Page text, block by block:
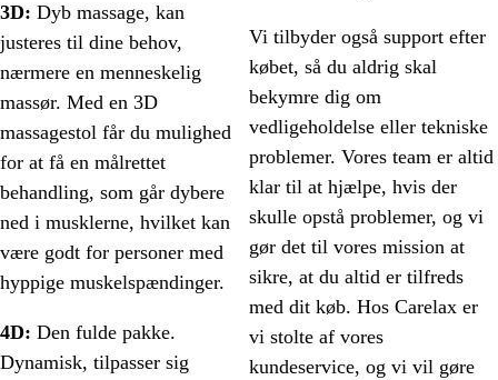
3D: Dyb massage, kan
justeres til dine behov,
nærmere en menneskelig
massør. Med en 3D
massagestol får du mulighed
for at få en målrettet
behandling, som går dybere
ned i musklerne, hvilket kan
være godt for personer med
hyppige muskelspændinger.
4D: Den fulde pakke.
Dynamisk, tilpasser sig
Vi tilbyder også support efter
købet, så du aldrig skal
bekymre dig om
vedligeholdelse eller tekniske
problemer. Vores team er altid
klar til at hjælpe, hvis der
skulle opstå problemer, og vi
gør det til vores mission at
sikre, at du altid er tilfreds
med dit køb. Hos Carelax er
vi stolte af vores
kundeservice, og vi vil gøre